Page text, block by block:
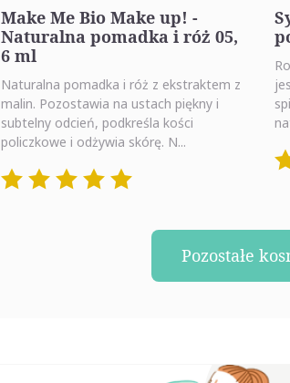
Make Me Bio Make up! -
Naturalna pomadka i róż 05,
6 ml
Naturalna pomadka i róż z ekstraktem z
malin. Pozostawia na ustach piękny i
subtelny odcień, podkreśla kości
policzkowe i odżywia skórę. N...
Pozostałe